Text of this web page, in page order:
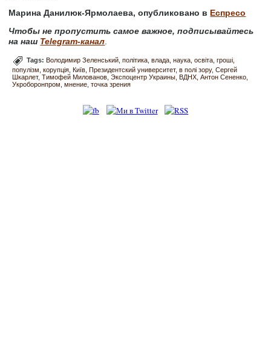
Марина Данилюк-Ярмолаева, опубликовано в Еспресо
Чтобы не пропустить самое важное, подписывайтесь
на наш Telegram-канал
Tags:Володимир Зеленський політика влада наука освіта гроші
популізм
корупція Київ Президентский университет в полі зору Сергей
Шкарлет Тимофей Милованов Экспоцентр Украины ВДНХ Антон Сененко
Укроборонпром
мнение точка зрения